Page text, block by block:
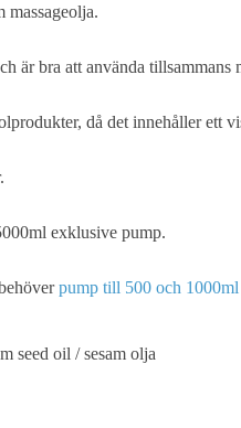
massageolja.
är bra att använda
då det innehåller ett
exklusive pump.
pump till 500 och
seed oil / sesam olja